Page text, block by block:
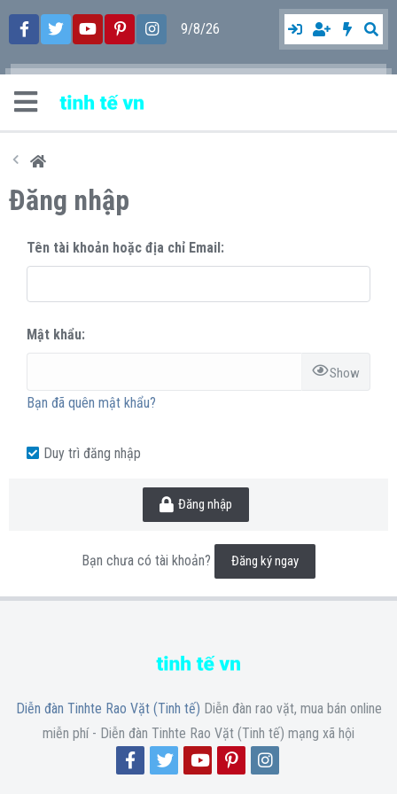
9/8/26
Đăng nhập
Tên tài khoản hoặc địa chỉ Email
Mật khẩu
Show
Bạn đã quên mật khẩu?
Duy trì đăng nhập
Đăng nhập
Bạn chưa có tài khoản? Đăng ký ngay
Diễn đàn Tinhte Rao Vặt (Tinh tế) Diễn đàn rao vặt, mua bán online
miễn phí - Diễn đàn Tinhte Rao Vặt (Tinh tế) mạng xã hội